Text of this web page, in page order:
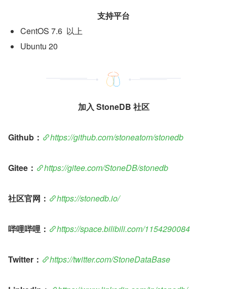
支持平台
CentOS 7.6  以上
Ubuntu 20
加入 StoneDB 社区
Github： https://github.com/stoneatom/stonedb
Gitee： https://gitee.com/StoneDB/stonedb
社区官网： https://stonedb.io/
哔哩哔哩： https://space.bilibili.com/1154290084
Twitter： https://twitter.com/StoneDataBase